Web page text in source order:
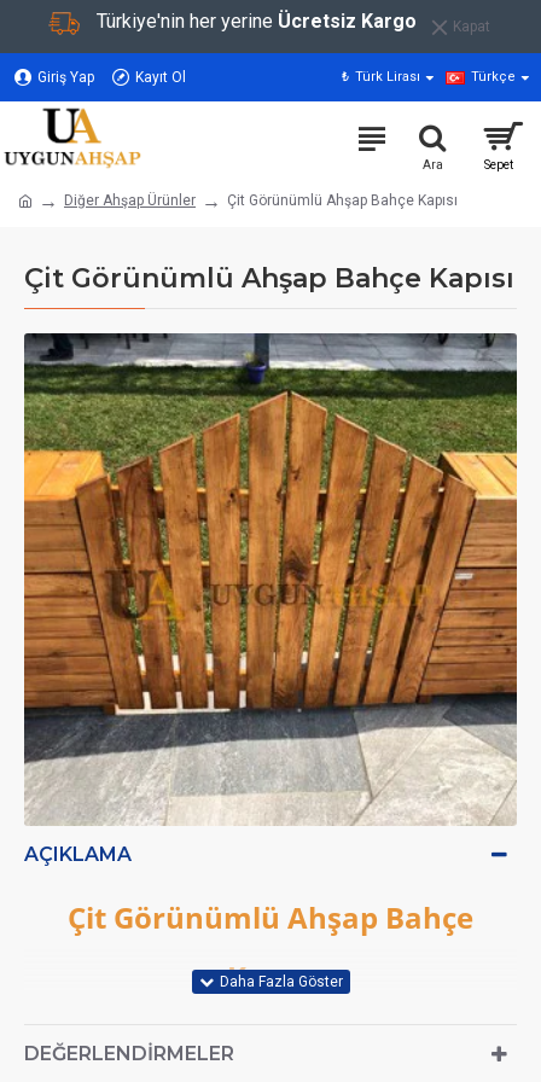
Türkiye'nin her yerine Ücretsiz Kargo Kapat
Giriş Yap Kayıt Ol ₺ Türk Lirası Türkçe
Diğer Ahşap Ürünler Çit Görünümlü Ahşap Bahçe Kapısı
Çit Görünümlü Ahşap Bahçe Kapısı
AÇIKLAMA
Çit Görünümlü Ahşap Bahçe
Kapısı
DEĞERLENDIRMELER